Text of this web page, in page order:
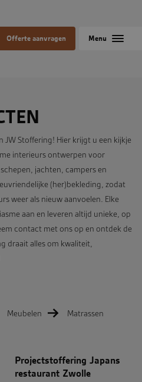
Offerte aanvragen
Stoffering! Hier krijgt u een kijkje
interieurs ontwerpen voor
jachten, campers en
(her)bekleding, zodat
weer als nieuw aanvoelen. Elke
aan en leveren altijd unieke, op
contact met ons op en ontdek de
draait alles om kwaliteit,
Meubelen
Matrassen
Projectstoffering Japans
restaurant Zwolle